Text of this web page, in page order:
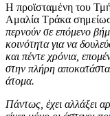
Η προϊσταμένη του
Αμαλία Τράκα
περνούν σε επόμενο
κοινότητα για να
και πέντε χρόνια,
στην πλήρη
άτομα.
Πάντως, έχει αλλάξει